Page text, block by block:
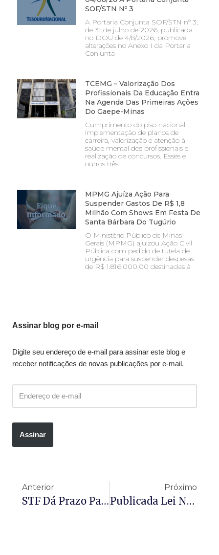
SOF/STN Nº 3
A Portaria Conjunta SOF/STN nº 3,
de 31 de julho de 2026, publicada
no DOU de 4/8/2026, promove
alterações no Anexo I da Portaria
Conjunta
TCEMG – Valorização Dos
Profissionais Da Educação Entra
Na Agenda Das Primeiras Ações
Do Gaepe-Minas
Cumprimento do piso nacional,
implementação de planos de
carreira, valorização e atenção à
saúde mental dos profissionais e
realização de concursos. Esses e
outros três
MPMG Ajuíza Ação Para
Suspender Gastos De R$ 1,8
Milhão Com Shows Em Festa De
Santa Bárbara Do Tugúrio
O Ministério Público de Minas
Gerais (MPMG) ajuizou Ação Civil
Pública com pedido de tutela de
urgência para suspender despesas
de R$ 1.816.000,00 destinadas à
Assinar blog por e-mail
Digite seu endereço de e-mail para assinar este blog e
receber notificações de novas publicações por e-mail.
Assinar
Anterior
STF Dá Prazo Para Congresso Detalhar Procedimento De Autoria De Emendas Ao Orçamento
Próximo
Publicada Lei Nº 15.126 – Altera A Lei 8080 – Lei Orgânica Da Saúde